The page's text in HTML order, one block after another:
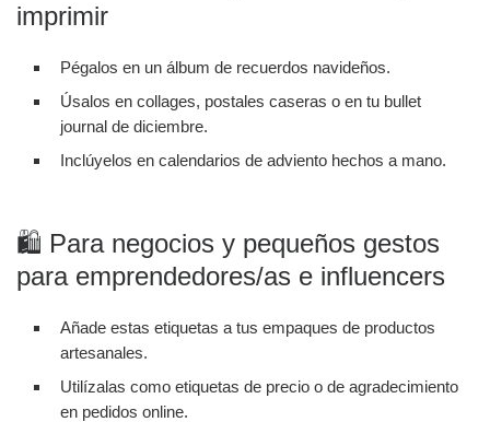
imprimir
Pégalos en un álbum de recuerdos navideños.
Úsalos en collages, postales caseras o en tu bullet
journal de diciembre.
Inclúyelos en calendarios de adviento hechos a mano.
🛍 Para negocios y pequeños gestos
para emprendedores/as e influencers
Añade estas etiquetas a tus empaques de productos
artesanales.
Utilízalas como etiquetas de precio o de agradecimiento
en pedidos online.